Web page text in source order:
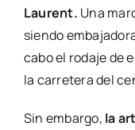
Laurent. Una
siendo
cabo el rodaje de
la carretera del
Sin embargo, la